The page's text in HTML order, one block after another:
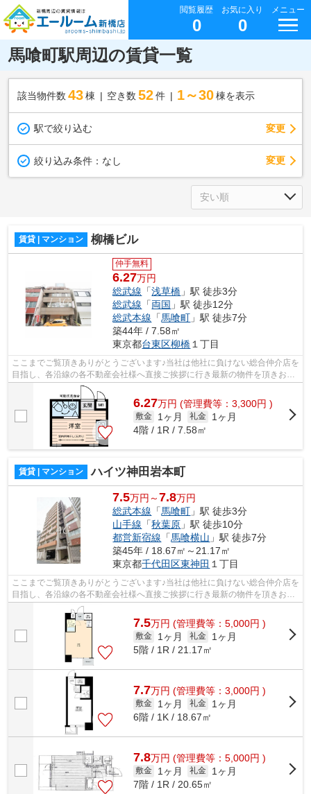
閲覧履歴
0
お気に入り
0
メニュー
馬喰町駅周辺の賃貸一覧
該当物件数 43棟 空き数 52 件 1～30 棟を表示
駅で絞り込む 変更
絞り込み条件： なし 変更
賃貸 | マンション 柳橋ビル
仲手無料
6.27万円
総武線 「浅草橋 」駅 徒歩3分
総武線 「両国 」駅 徒歩12分
総武本線 「馬喰町 」駅 徒歩7分
築44年 / 7.58㎡
東京都台東区柳橋１丁目
ここまでご覧頂きありがとうございます♪当社は他社に負けない総合仲介店を
目指し、各沿線の各不動産会社様へ直接ご挨拶に行き最新の物件を頂きお客
様へ提供しております！最新の情報は...
6.27万円 (管理費等：3,300円 )
敷金 1ヶ月 礼金
1ヶ月
4階 / 1R / 7.58㎡
賃貸 | マンション ハイツ神田岩本町
7.5万円～7.8万円
総武本線 「馬喰町 」駅 徒歩3分
山手線 「秋葉原 」駅 徒歩10分
都営新宿線 「馬喰横山 」駅 徒歩7分
築45年 / 18.67㎡～21.17㎡
東京都千代田区東神田 １丁目
ここまでご覧頂きありがとうございます♪当社は他社に負けない総合仲介店を
目指し、各沿線の各不動産会社様へ直接ご挨拶に行き最新の物件を頂きお客
様へ提供しております！最新の情報は...
7.5万円 (管理費等：5,000円 )
敷金 1ヶ月 礼金
1ヶ月
5階 / 1R / 21.17㎡
7.7万円 (管理費等：3,000円 )
敷金 1ヶ月 礼金
1ヶ月
6階 / 1K / 18.67㎡
7.8万円 (管理費等：5,000円 )
敷金 1ヶ月 礼金
1ヶ月
7階 / 1R / 20.65㎡